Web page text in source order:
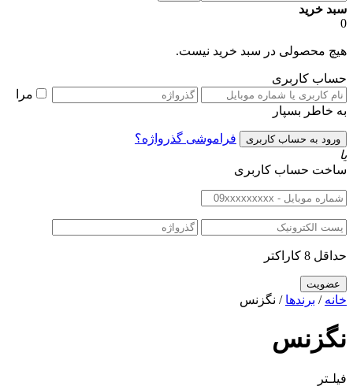
سبد خرید
0
هیچ محصولی در سبد خرید نیست.
حساب کاربری
مرا
به خاطر بسپار
فراموشی گذرواژه؟
یا
ساخت حساب کاربری
حداقل 8 کاراکتر
خانه / برندها / نگزنس
نگزنس
فیلـتر